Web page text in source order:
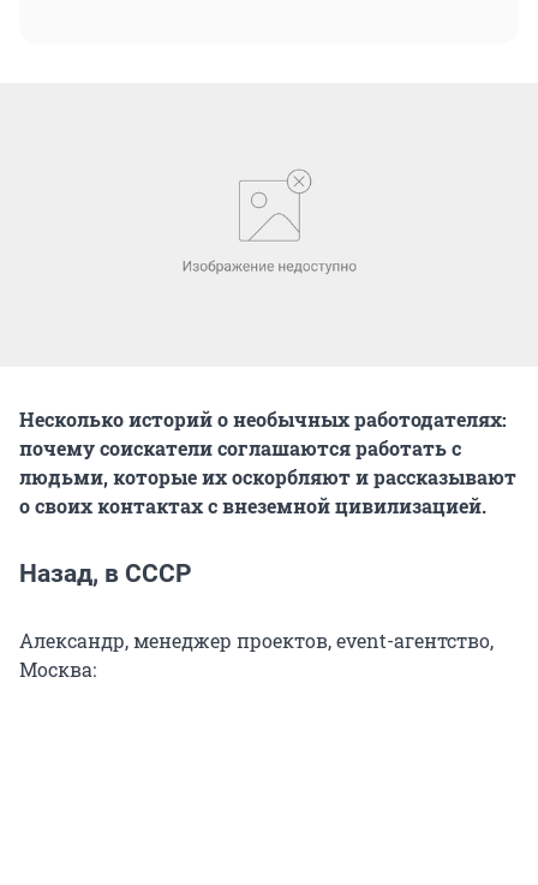
Несколько историй о необычных работодателях:
почему соискатели соглашаются работать с
людьми, которые их оскорбляют и рассказывают
о своих контактах с внеземной цивилизацией.
Назад, в СССР
Александр, менеджер проектов, event-агентство,
Москва: